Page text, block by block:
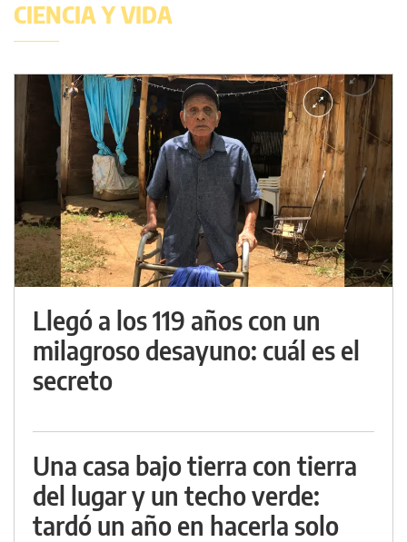
CIENCIA Y VIDA
Llegó a los 119 años con un
milagroso desayuno: cuál es el
secreto
Una casa bajo tierra con tierra
del lugar y un techo verde:
tardó un año en hacerla solo